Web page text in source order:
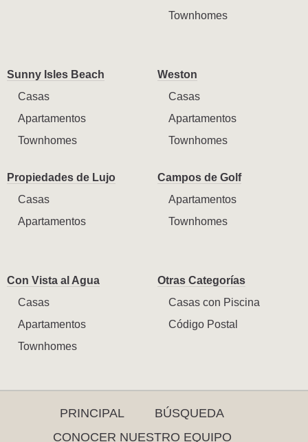
Townhomes
Sunny Isles Beach
Casas
Apartamentos
Townhomes
Weston
Casas
Apartamentos
Townhomes
Propiedades de Lujo
Casas
Apartamentos
Campos de Golf
Apartamentos
Townhomes
Con Vista al Agua
Casas
Apartamentos
Townhomes
Otras Categorías
Casas con Piscina
Código Postal
PRINCIPAL
BÚSQUEDA
CONOCER NUESTRO EQUIPO